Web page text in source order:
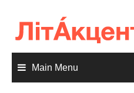
content
Main Menu